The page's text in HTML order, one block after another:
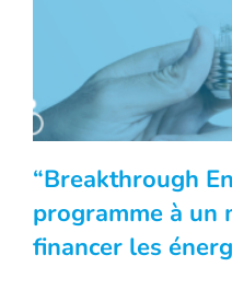
“Breakthrough
programme à un
financer les